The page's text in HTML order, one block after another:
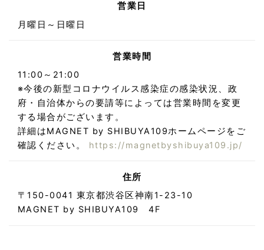
営業日
月曜日～日曜日
営業時間
11:00～21:00
※今後の新型コロナウイルス感染症の感染状況、政
府・自治体からの要請等によっては営業時間を変更
する場合がございます。
詳細はMAGNET by SHIBUYA109ホームページをご
確認ください。 https://magnetbyshibuya109.jp/
住所
〒150-0041 東京都渋谷区神南1-23-10
MAGNET by SHIBUYA109 4F